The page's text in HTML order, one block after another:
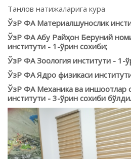
Танлов натижаларига кура
ЎзР ФА Материалшунослик
ЎзР ФА Абу Райҳон Беруний
институти - 1-ўрин сохиби;
ЎзР ФА Зоология институти - 1-
ЎзР ФА Ядро физикаси
ЎзР ФА Механика ва иншоотлар
институти - 3-ўрин сохиби